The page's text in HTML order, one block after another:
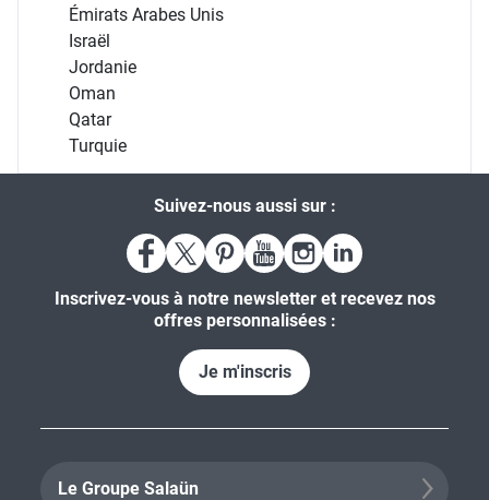
Émirats Arabes Unis
Israël
Jordanie
Oman
Qatar
Turquie
Suivez-nous aussi sur :
Inscrivez-vous à notre newsletter et recevez nos
offres personnalisées :
Je m'inscris
Le Groupe Salaün